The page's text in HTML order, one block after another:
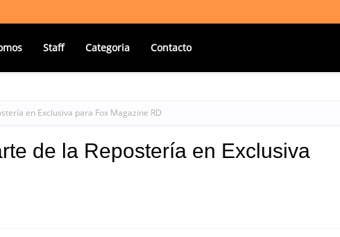
Staff Categoria Contacto
en Exclusiva para Fox Magazine RD
de la Repostería en Exclusiva